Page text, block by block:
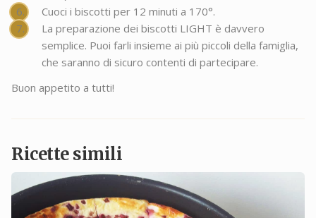
Cuoci i biscotti per 12 minuti a 170°.
La preparazione dei biscotti LIGHT è davvero
semplice. Puoi farli insieme ai più piccoli della famiglia,
che saranno di sicuro contenti di partecipare.
Buon appetito a tutti!
Ricette simili